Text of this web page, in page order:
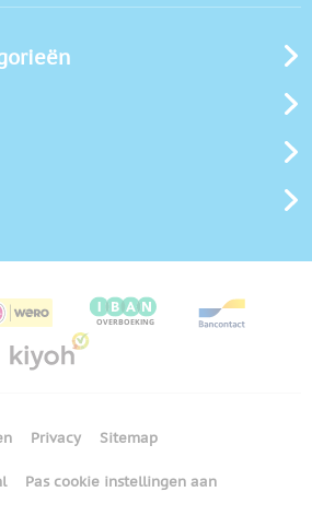
Privacy Sitemap
Pas cookie instellingen aan